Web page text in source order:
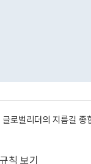
로벌리더의 지름길
칙 보기